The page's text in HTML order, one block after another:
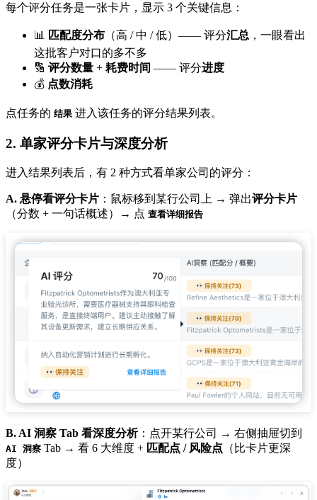
每个评分任务是一张卡片，显示 3 个关键信息：
📊 匹配度分布 （高 / 中 / 低）—— 评分汇总 ，一眼看出
这批客户对口的多不多
🔢 评分数量 + 耗费时间 —— 评分进度
💰 点数消耗
点任务的 结果 进入该任务的评分结果列表。
2. 单家评分卡片与深度分析
进入结果列表后，有 2 种方式看单家公司的评分：
A. 悬停看评分卡片 ：鼠标移到某行公司上 → 弹出评分卡片
（分数 + 一句话概述）→ 点 查看详细报告
B. AI 洞察 Tab 看深度分析：点开某行公司 → 右侧抽屉切到
AI 洞察 Tab → 看 6 大维度 + 匹配点 / 风险点 （比卡片更深
度）